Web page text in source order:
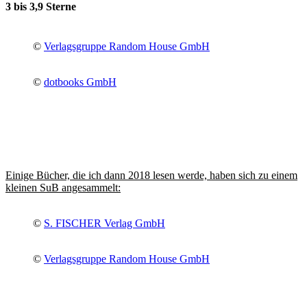
3 bis 3,9 Sterne
© Verlagsgruppe Random House GmbH
© dotbooks GmbH
Einige Bücher, die ich dann 2018 lesen werde, haben sich zu einem
kleinen SuB angesammelt:
© S. FISCHER Verlag GmbH
© Verlagsgruppe Random House GmbH